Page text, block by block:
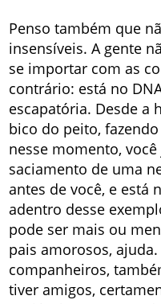
Penso também que
insensíveis. A gente
se importar com as
contrário: está no
escapatória. Desde a
bico do peito,
nesse momento,
saciamento de uma
antes de você, e está
adentro desse
pode ser mais ou
pais amorosos,
companheiros,
tiver amigos,